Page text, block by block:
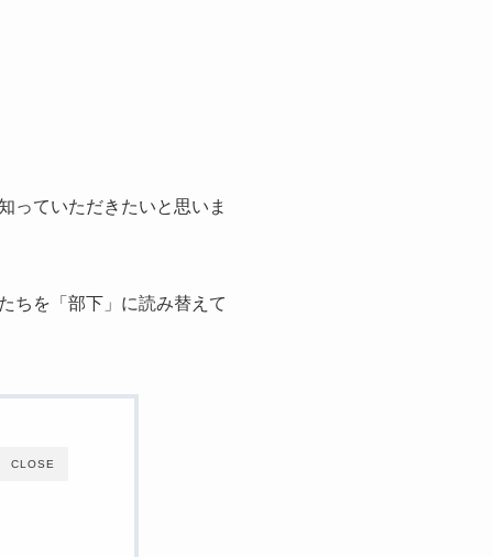
っていただきたいと思いま
ちを「部下」に読み替えて
CLOSE